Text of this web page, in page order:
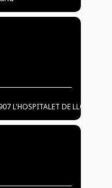
L'HOSPITALET DE LLOBREGAT